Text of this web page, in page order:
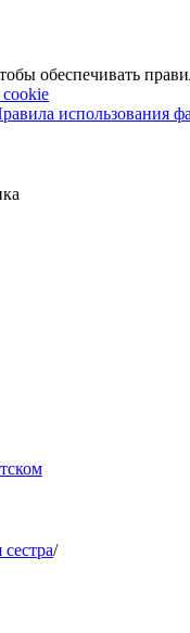
обеспечивать
использования
/